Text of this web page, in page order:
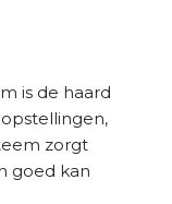
is de haard
zorgt
goed kan